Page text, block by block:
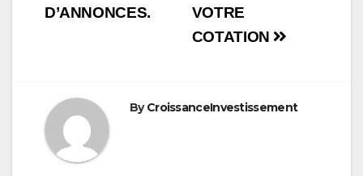
VOTRE
COTATION
D’ANNONCES.​
ByCroissanceInvestissement